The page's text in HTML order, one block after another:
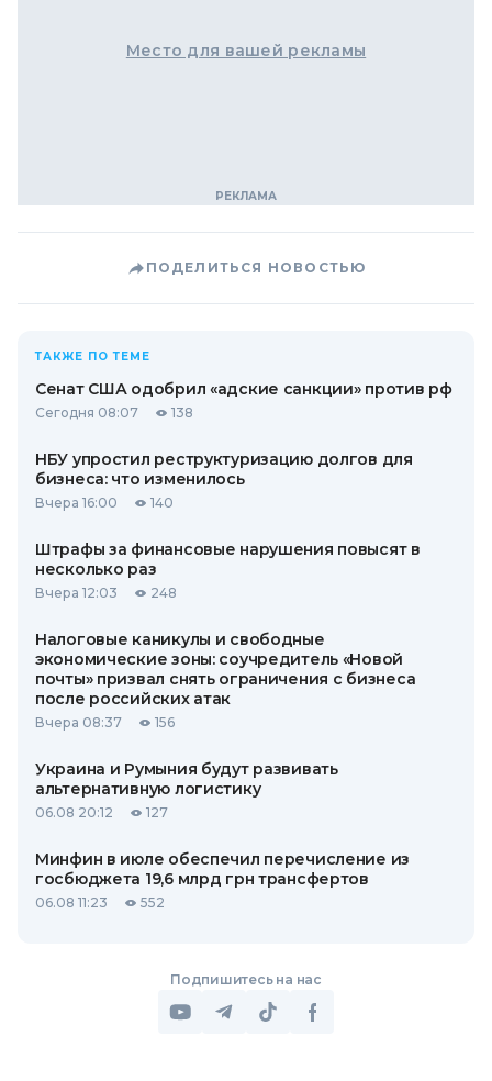
Место для вашей рекламы
ПОДЕЛИТЬСЯ НОВОСТЬЮ
ТАКЖЕ ПО ТЕМЕ
Сенат США одобрил «адские санкции» против рф
Сегодня 08:07 138
НБУ упростил реструктуризацию долгов для
бизнеса: что изменилось
Вчера 16:00 140
Штрафы за финансовые нарушения повысят в
несколько раз
Вчера 12:03 248
Налоговые каникулы и свободные
экономические зоны: соучредитель «Новой
почты» призвал снять ограничения с бизнеса
после российских атак
Вчера 08:37 156
Украина и Румыния будут развивать
альтернативную логистику
06.08 20:12 127
Минфин в июле обеспечил перечисление из
госбюджета 19,6 млрд грн трансфертов
06.08 11:23 552
Подпишитесь на нас